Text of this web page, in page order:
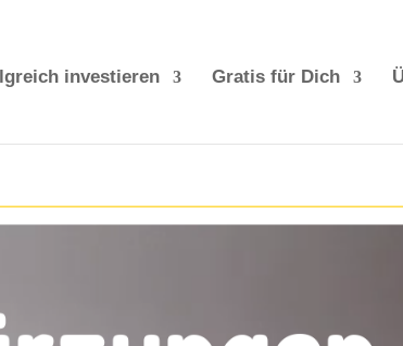
investieren Gratis für Dich